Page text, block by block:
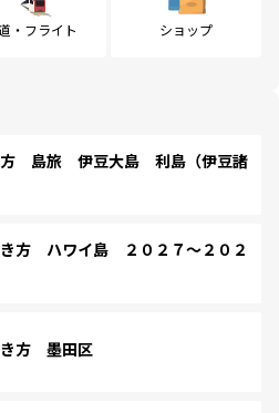
・フライト ショップ
島旅 伊豆大島 利島（伊豆諸
方 ハワイ島 ２０２７～２０２
方 墨田区